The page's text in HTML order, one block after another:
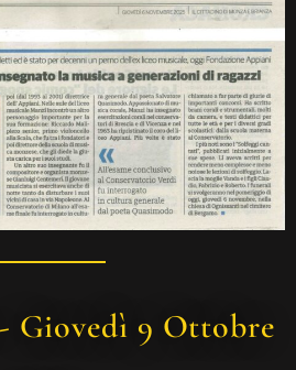
Giovedì 9 Ottobre